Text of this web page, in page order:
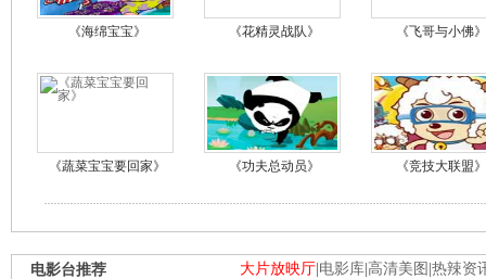
《海绵宝宝》 《花精灵战队》 《飞哥与小佛》
《蔬菜宝宝要回家》 《功夫总动员》 《竞技大联盟》
大片放映厅 电影库 高清美图 热辣资
电影台推荐